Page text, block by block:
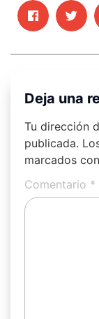
Deja una
Tu dirección
publicada.
marcados con
Comentario *